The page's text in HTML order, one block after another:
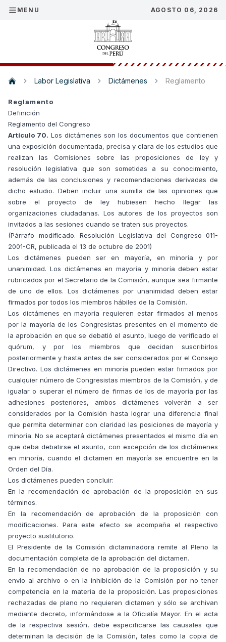
MENU AGOSTO 06, 2026
Labor Legislativa Dictámenes Reglamento
Reglamento
Definición
Reglamento del Congreso
Artículo 70. Los dictámenes son los documentos que contienen
una exposición documentada, precisa y clara de los estudios que
realizan las Comisiones sobre las proposiciones de ley y
resolución legislativa que son sometidas a su conocimiento,
además de las conclusiones y recomendaciones derivadas de
dicho estudio. Deben incluir una sumilla de las opiniones que
sobre el proyecto de ley hubiesen hecho llegar las
organizaciones ciudadanas. Los autores de los proyectos son
invitados a las sesiones cuando se traten sus proyectos.
(Párrafo modificado. Resolución Legislativa del Congreso 011-
2001-CR, publicada el 13 de octubre de 2001)
Los dictámenes pueden ser en mayoría, en minoría y por
unanimidad. Los dictámenes en mayoría y minoría deben estar
rubricados por el Secretario de la Comisión, aunque sea firmante
de uno de ellos. Los dictámenes por unanimidad deben estar
firmados por todos los miembros hábiles de la Comisión.
Los dictámenes en mayoría requieren estar firmados al menos
por la mayoría de los Congresistas presentes en el momento de
la aprobación en que se debatió el asunto, luego de verificado el
quórum, y por los miembros que decidan suscribirlos
posteriormente y hasta antes de ser considerados por el Consejo
Directivo. Los dictámenes en minoría pueden estar firmados por
cualquier número de Congresistas miembros de la Comisión, y de
igualar o superar el número de firmas de los de mayoría por las
adhesiones posteriores, ambos dictámenes volverán a ser
considerados por la Comisión hasta lograr una diferencia final
que permita determinar con claridad las posiciones de mayoría y
minoría. No se aceptará dictámenes presentados el mismo día en
que deba debatirse el asunto, con excepción de los dictámenes
en minoría, cuando el dictamen en mayoría se encuentre en la
Orden del Día.
Los dictámenes pueden concluir:
En la recomendación de aprobación de la proposición en sus
términos.
En la recomendación de aprobación de la proposición con
modificaciones. Para este efecto se acompaña el respectivo
proyecto sustitutorio.
El Presidente de la Comisión dictaminadora remite al Pleno la
documentación completa de la aprobación del dictamen.
En la recomendación de no aprobación de la proposición y su
envío al archivo o en la inhibición de la Comisión por no tener
competencia en la materia de la proposición. Las proposiciones
rechazadas de plano no requieren dictamen y sólo se archivan
mediante decreto, informándose a la Oficialía Mayor. En el acta
de la respectiva sesión, debe especificarse las causales que
determinan la decisión de la Comisión, tales como la copia de